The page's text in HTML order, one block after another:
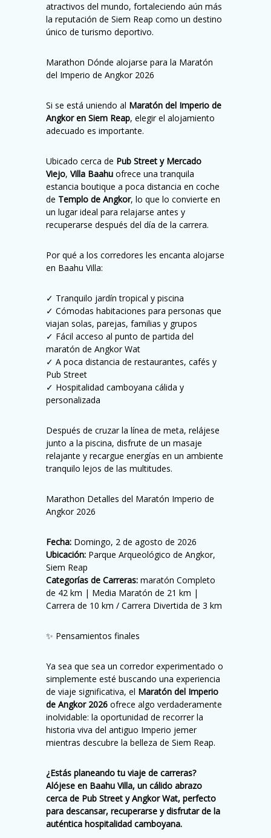
atractivos del mundo, fortaleciendo aún más
la reputación de Siem Reap como un destino
único de turismo deportivo.
Marathon Dónde alojarse para la Maratón
del Imperio de Angkor 2026
Si se está uniendo al Maratón del Imperio de
Angkor en Siem Reap, elegir el alojamiento
adecuado es importante.
Ubicado cerca de Pub Street y Mercado
Viejo, Villa Baahu ofrece una tranquila
estancia boutique a poca distancia en coche
de Templo de Angkor, lo que lo convierte en
un lugar ideal para relajarse antes y
recuperarse después del día de la carrera.
Por qué a los corredores les encanta alojarse
en Baahu Villa:
✓ Tranquilo jardín tropical y piscina
✓ Cómodas habitaciones para personas que
viajan solas, parejas, familias y grupos
✓ Fácil acceso al punto de partida del
maratón de Angkor Wat
✓ A poca distancia de restaurantes, cafés y
Pub Street
✓ Hospitalidad camboyana cálida y
personalizada
Después de cruzar la línea de meta, relájese
junto a la piscina, disfrute de un masaje
relajante y recargue energías en un ambiente
tranquilo lejos de las multitudes.
Marathon Detalles del Maratón Imperio de
Angkor 2026
Fecha: Domingo, 2 de agosto de 2026
Ubicación: Parque Arqueológico de Angkor,
Siem Reap
Categorías de Carreras: maratón Completo
de 42 km | Media Maratón de 21 km |
Carrera de 10 km / Carrera Divertida de 3 km
✨ Pensamientos finales
Ya sea que sea un corredor experimentado o
simplemente esté buscando una experiencia
de viaje significativa, el Maratón del Imperio
de Angkor 2026 ofrece algo verdaderamente
inolvidable: la oportunidad de recorrer la
historia viva del antiguo Imperio jemer
mientras descubre la belleza de Siem Reap.
¿Estás planeando tu viaje de carreras?
Alójese en Baahu Villa, un cálido abrazo
cerca de Pub Street y Angkor Wat, perfecto
para descansar, recuperarse y disfrutar de la
auténtica hospitalidad camboyana.